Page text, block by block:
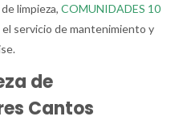
limpieza, COMUNIDADES 10
servicio de mantenimiento y
de
Cantos